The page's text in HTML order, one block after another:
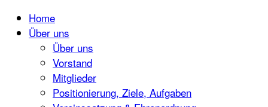
Home
Über uns
Über uns
Vorstand
Mitglieder
Positionierung, Ziele, Aufgaben